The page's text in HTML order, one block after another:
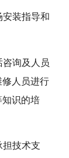
安装指导和
咨询及人员
人员进行
知识的培
担技术支